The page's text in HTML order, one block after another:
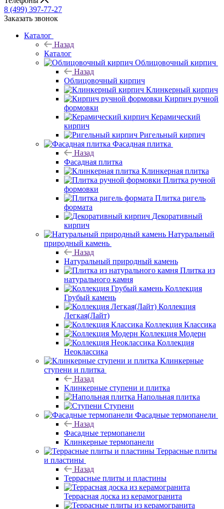
8 (499) 397-77-27
Заказать звонок
Каталог
Назад
Каталог
Облицовочный кирпич
Назад
Облицовочный кирпич
Клинкерный кирпич
Кирпич ручной
формовки
Керамический
кирпич
Ригельный кирпич
Фасадная плитка
Назад
Фасадная плитка
Клинкерная плитка
Плитка ручной
формовки
Плитка ригель
формата
Декоративный
кирпич
Натуральный
природный камень
Назад
Натуральный природный камень
Плитка из
натурального камня
Коллекция
Грубый камень
Коллекция
Легкая(Лайт)
Коллекция Классика
Коллекция Модерн
Коллекция
Неоклассика
Клинкерные
ступени и плитка
Назад
Клинкерные ступени и плитка
Напольная плитка
Ступени
Фасадные термопанели
Назад
Фасадные термопанели
Клинкерные термопанели
Террасные плиты
и пластины
Назад
Террасные плиты и пластины
Террасная доска из керамогранита